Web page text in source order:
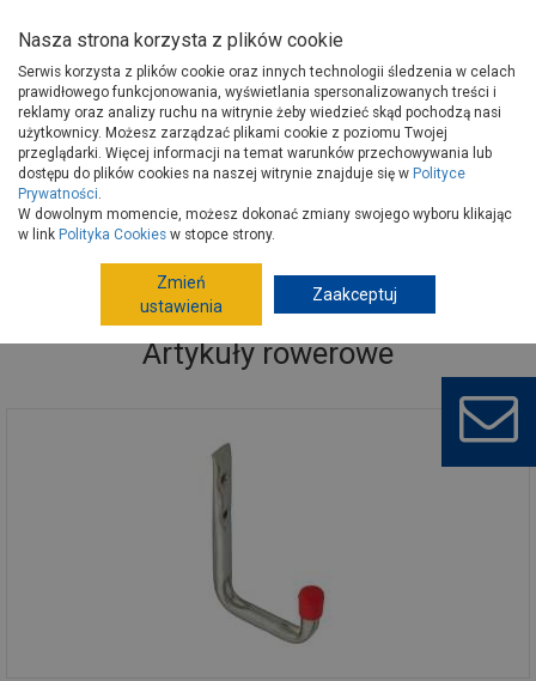
Strona główna Wokół domu Motoryzacja Artykuły rowerowe
Artykuły rowerowe
Nasza strona korzysta z plików cookie
Serwis korzysta z plików cookie oraz innych technologii śledzenia w celach
prawidłowego funkcjonowania, wyświetlania spersonalizowanych treści i
reklamy oraz analizy ruchu na witrynie żeby wiedzieć skąd pochodzą nasi
użytkownicy. Możesz zarządzać plikami cookie z poziomu Twojej
przeglądarki. Więcej informacji na temat warunków przechowywania lub
dostępu do plików cookies na naszej witrynie znajduje się w Polityce
Prywatności.
W dowolnym momencie, możesz dokonać zmiany swojego wyboru klikając
w link Polityka Cookies w stopce strony.
Zmień
ustawienia
Zaakceptuj